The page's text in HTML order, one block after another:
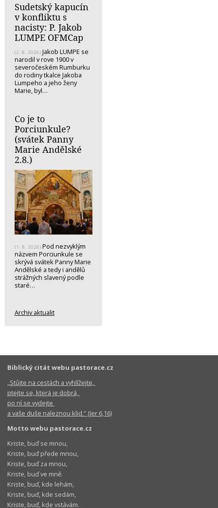
Sudetský kapucín
v konfliktu s
nacisty: P. Jakob
LUMPE OFMCap
(2. 8. 2026) Jakob LUMPE se
narodil v rove 1900 v
severočeském Rumburku
do rodiny tkalce Jakoba
Lumpeho a jeho ženy
Marie, byl…
Co je to
Porciunkule?
(svátek Panny
Marie Andělské
2.8.)
(1. 8. 2026) Pod nezvyklým
názvem Porciunkule se
skrývá svátek Panny Marie
Andělské a tedy i andělů
strážných slavený podle
staré…
Archiv aktualit
Biblický citát webu pastorace.cz
„Stůjte na cestách a vyhlížejte,
ptejte se, která je dobrá,
po ní se vydejte
a vaše duše naleznou klid.“ (Jer 6,16)
Motto webu pastorace.cz
Kriste, buď se mnou,
Kriste, buď přede mnou,
Kriste, buď za mnou,
Kriste, buď ve mně.
Kriste, buď, kde lehám,
Kriste, buď, kde sedám,
Kriste, buď, kde vstávám.